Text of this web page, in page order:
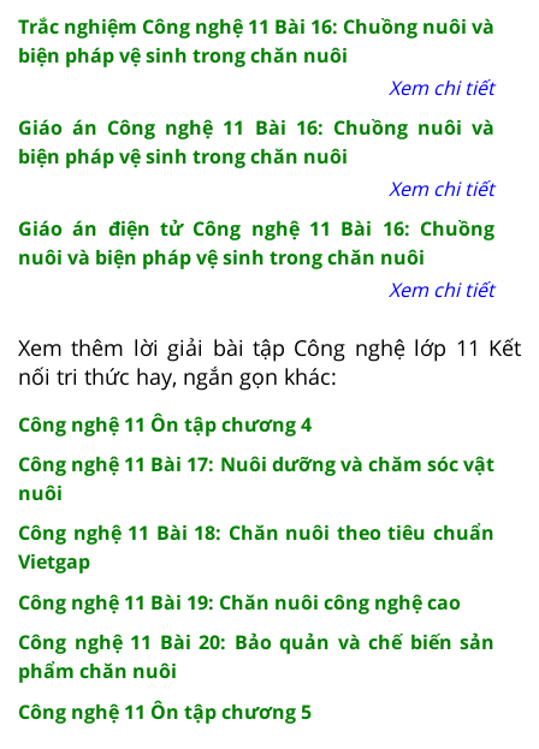
Trắc nghiệm Công nghệ 11 Bài 16: Chuồng nuôi và
biện pháp vệ sinh trong chăn nuôi
Xem chi tiết
Giáo án Công nghệ 11 Bài 16: Chuồng nuôi và
biện pháp vệ sinh trong chăn nuôi
Xem chi tiết
Giáo án điện tử Công nghệ 11 Bài 16: Chuồng
nuôi và biện pháp vệ sinh trong chăn nuôi
Xem chi tiết
Xem thêm lời giải bài tập Công nghệ lớp 11 Kết
nối tri thức hay, ngắn gọn khác:
Công nghệ 11 Ôn tập chương 4
Công nghệ 11 Bài 17: Nuôi dưỡng và chăm sóc vật
nuôi
Công nghệ 11 Bài 18: Chăn nuôi theo tiêu chuẩn
Vietgap
Công nghệ 11 Bài 19: Chăn nuôi công nghệ cao
Công nghệ 11 Bài 20: Bảo quản và chế biến sản
phẩm chăn nuôi
Công nghệ 11 Ôn tập chương 5